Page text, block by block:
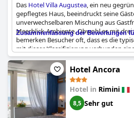
Das Hotel Villa Augustea, ein neu
gepflegtes Haus, beeindruckt seine
unverwechselbaren Mischung aus
Meerblick-Ambiente. Obwohl es mit
bemerken Besucher oft, dass es die
mit dieser Klassifizierung verbunden
sind der Meinung, dass das Hotel eine
verdient, und loben seine Sauberkeit
Personals.
Das Frühstücksangebot ist ein
oft als außergewöhnlich bezeichnet wird
beeindruckende Vielfalt aufweist, die für
Zusammenfassung der Bewertungen
Hotel Ancora
Hotel in Rimini
8,5 Sehr gut